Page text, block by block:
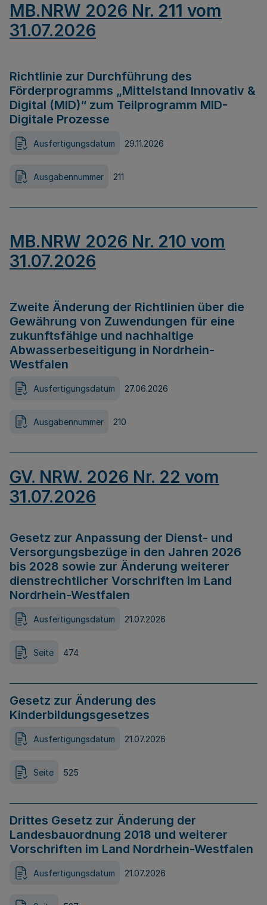
MB.NRW 2026 Nr. 211 vom
31.07.2026
Richtlinie zur Durchführung des
Förderprogramms „Mittelstand Innovativ &
Digital (MID)“ zum Teilprogramm MID-
Digitale Prozesse
Ausfertigungsdatum 29.11.2026
Ausgabennummer 211
MB.NRW 2026 Nr. 210 vom
31.07.2026
Zweite Änderung der Richtlinien über die
Gewährung von Zuwendungen für eine
zukunftsfähige und nachhaltige
Abwasserbeseitigung in Nordrhein-
Westfalen
Ausfertigungsdatum 27.06.2026
Ausgabennummer 210
GV. NRW. 2026 Nr. 22 vom
31.07.2026
Gesetz zur Anpassung der Dienst- und
Versorgungsbezüge in den Jahren 2026
bis 2028 sowie zur Änderung weiterer
dienstrechtlicher Vorschriften im Land
Nordrhein-Westfalen
Ausfertigungsdatum 21.07.2026
Seite 474
Gesetz zur Änderung des
Kinderbildungsgesetzes
Ausfertigungsdatum 21.07.2026
Seite 525
Drittes Gesetz zur Änderung der
Landesbauordnung 2018 und weiterer
Vorschriften im Land Nordrhein-Westfalen
Ausfertigungsdatum 21.07.2026